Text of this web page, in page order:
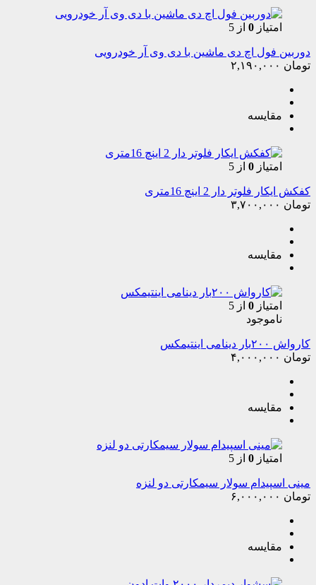
امتیاز 0 از 5
دوربین فول اچ دی ماشین با دی وی آر خودرویی
تومان
مقایسه
امتیاز 0 از 5
کفکش ایکار فلوتر دار 2 اینچ 16متری
تومان
مقایسه
امتیاز 0 از 5
ناموجود
کارواش ۲۰۰بار دینامی اینتیمکس
تومان
مقایسه
امتیاز 0 از 5
مینی اسپیدام سولار سیمکارتی دو لنزه
تومان
مقایسه